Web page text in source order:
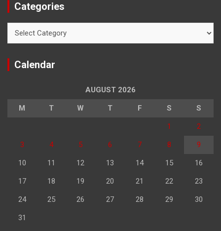
Categories
Calendar
AUGUST 2026
M T W T F S S
1 2
3 4 5 6 7 8 9
10 11 12 13 14 15 16
17 18 19 20 21 22 23
24 25 26 27 28 29 30
31